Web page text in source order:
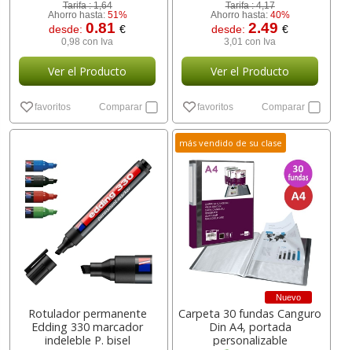
Tarifa :1,64
Ahorro hasta: 51%
desde:0.81€
0,98 con Iva
Ver el Producto
favoritos Comparar
Tarifa :4,17
Ahorro hasta: 40%
desde:2.49€
3,01 con Iva
Ver el Producto
favoritos Comparar
Rotulador permanente
Edding 330 marcador
indeleble P. bisel
más vendido de su clase
Nuevo
Carpeta 30 fundas Canguro
Din A4, portada
personalizable